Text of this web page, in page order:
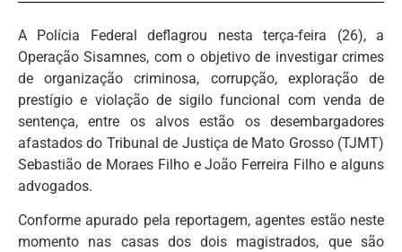
A Polícia Federal deflagrou nesta terça-feira (26), a
Operação Sisamnes, com o objetivo de investigar crimes
de organização criminosa, corrupção, exploração de
prestígio e violação de sigilo funcional com venda de
sentença, entre os alvos estão os desembargadores
afastados do Tribunal de Justiça de Mato Grosso (TJMT)
Sebastião de Moraes Filho e João Ferreira Filho e alguns
advogados.
Conforme apurado pela reportagem, agentes estão neste
momento nas casas dos dois magistrados, que são